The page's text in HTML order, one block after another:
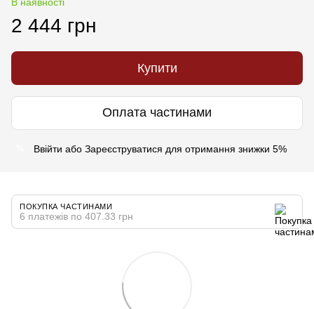
2 444 грн
Купити
Оплата частинами
Ввійти або Зареєструватися для отримання знижки 5%
ПОКУПКА ЧАСТИНАМИ
6 платежів по 407.33 грн